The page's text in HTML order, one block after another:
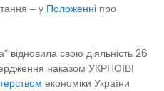
‒ у Положенні про
відновила свою діяльність 26
наказом УКРНОІВІ
економіки України